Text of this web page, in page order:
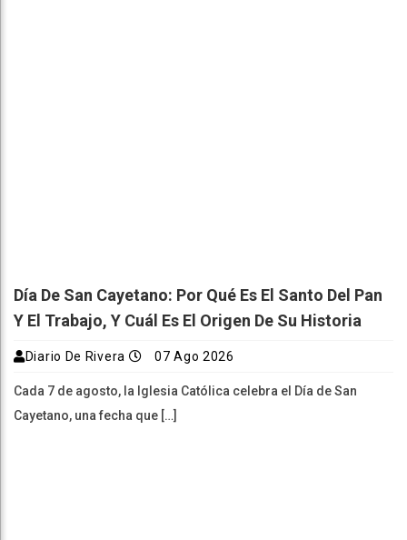
Día De San Cayetano: Por Qué Es El Santo Del Pan
Y El Trabajo, Y Cuál Es El Origen De Su Historia
Diario De Rivera 07 Ago 2026
Cada 7 de agosto, la Iglesia Católica celebra el Día de San
Cayetano, una fecha que […]